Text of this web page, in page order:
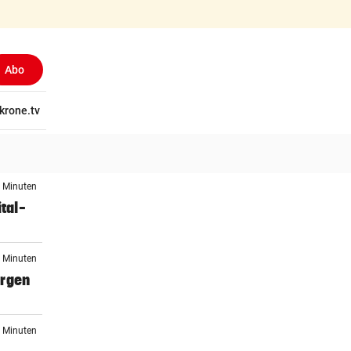
Abo
krone.tv
Minuten
Minuten
Minuten